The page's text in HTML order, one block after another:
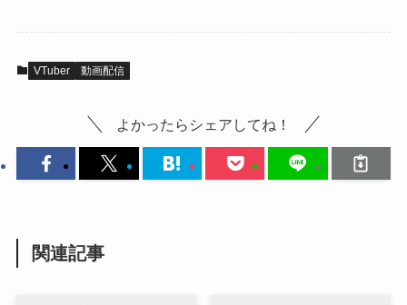
VTuber 動画配信
よかったらシェアしてね！
関連記事